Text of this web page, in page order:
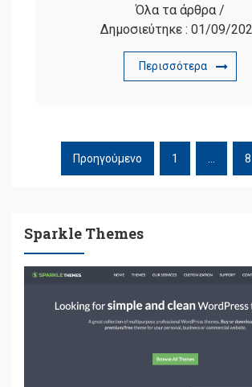
Όλα τα άρθρα/
Δημοσιεύτηκε : 01/09/
Περισσότερα
ΠΛΟΉΓΗΣΗ
Προηγούμενο 1 … 8
Sparkle Themes